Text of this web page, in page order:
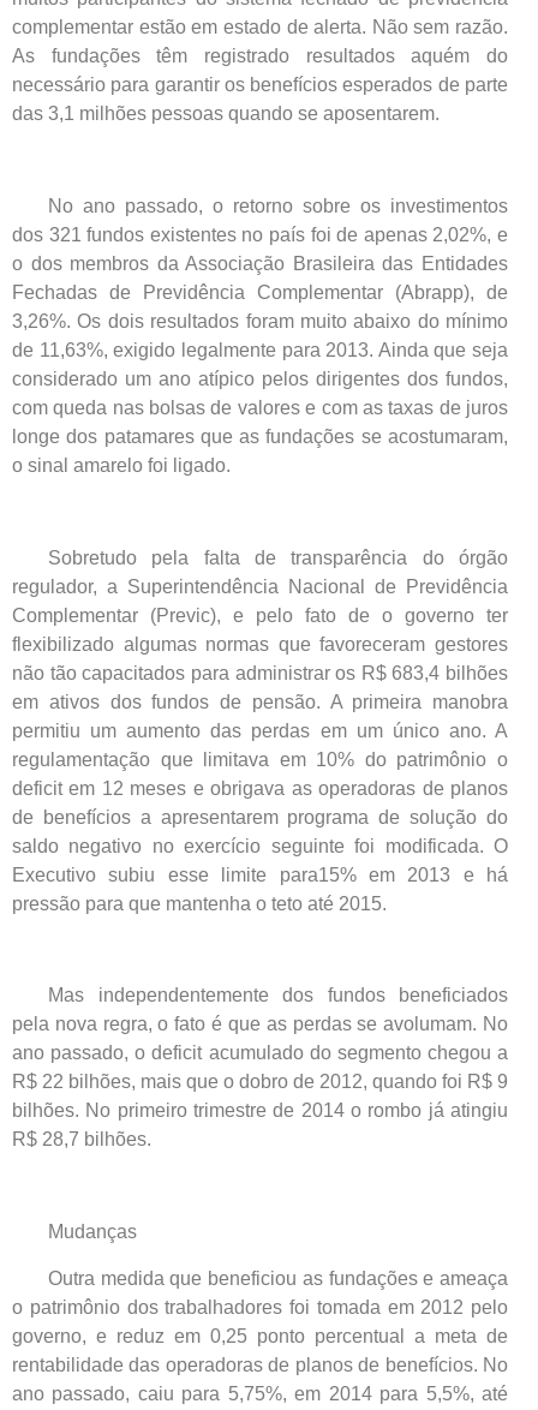
complementar estão em estado de alerta. Não sem razão.
As fundações têm registrado resultados aquém do
necessário para garantir os benefícios esperados de parte
das 3,1 milhões pessoas quando se aposentarem.
No ano passado, o retorno sobre os investimentos
dos 321 fundos existentes no país foi de apenas 2,02%, e
o dos membros da Associação Brasileira das Entidades
Fechadas de Previdência Complementar (Abrapp), de
3,26%. Os dois resultados foram muito abaixo do mínimo
de 11,63%, exigido legalmente para 2013. Ainda que seja
considerado um ano atípico pelos dirigentes dos fundos,
com queda nas bolsas de valores e com as taxas de juros
longe dos patamares que as fundações se acostumaram,
o sinal amarelo foi ligado.
Sobretudo pela falta de transparência do órgão
regulador, a Superintendência Nacional de Previdência
Complementar (Previc), e pelo fato de o governo ter
flexibilizado algumas normas que favoreceram gestores
não tão capacitados para administrar os R$ 683,4 bilhões
em ativos dos fundos de pensão. A primeira manobra
permitiu um aumento das perdas em um único ano. A
regulamentação que limitava em 10% do patrimônio o
deficit em 12 meses e obrigava as operadoras de planos
de benefícios a apresentarem programa de solução do
saldo negativo no exercício seguinte foi modificada. O
Executivo subiu esse limite para15% em 2013 e há
pressão para que mantenha o teto até 2015.
Mas independentemente dos fundos beneficiados
pela nova regra, o fato é que as perdas se avolumam. No
ano passado, o deficit acumulado do segmento chegou a
R$ 22 bilhões, mais que o dobro de 2012, quando foi R$ 9
bilhões. No primeiro trimestre de 2014 o rombo já atingiu
R$ 28,7 bilhões.
Mudanças
Outra medida que beneficiou as fundações e ameaça
o patrimônio dos trabalhadores foi tomada em 2012 pelo
governo, e reduz em 0,25 ponto percentual a meta de
rentabilidade das operadoras de planos de benefícios. No
ano passado, caiu para 5,75%, em 2014 para 5,5%, até